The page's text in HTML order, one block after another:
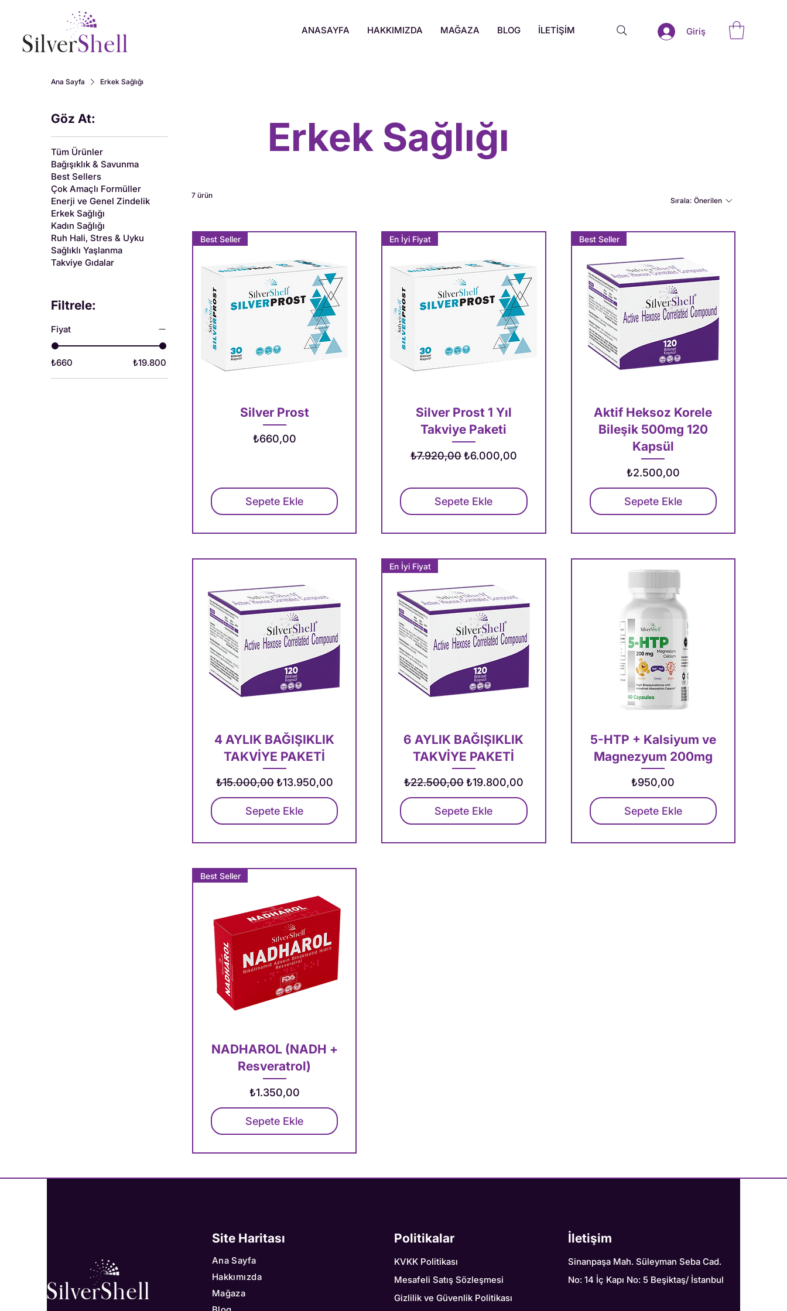
ANASAYFA HAKKIMIZDA MAĞAZA BLOG İLETİŞİM Giriş
Ana Sayfa Erkek Sağlığı
Göz At:
Tüm Ürünler
Bağışıklık & Savunma
Best Sellers
Çok Amaçlı Formüller
Enerji ve Genel Zindelik
Erkek Sağlığı
Kadın Sağlığı
Ruh Hali, Stres & Uyku
Sağlıklı Yaşlanma
Takviye Gıdalar
Filtrele:
Fiyat
₺660 ₺19.800
Erkek Sağlığı
7 ürün
Sırala: Önerilen
Best Seller
Silver Prost
Fiyat
₺660,00
Sepete Ekle
En İyi Fiyat
Silver Prost 1 Yıl
Takviye Paketi
Normal Fiyat
₺7.920,00İndirimli Fiyat
₺6.000,00
Sepete Ekle
Best Seller
Aktif Heksoz Korele
Bileşik 500mg 120
Kapsül
Fiyat
₺2.500,00
Sepete Ekle
4 AYLIK BAĞIŞIKLIK
TAKVİYE PAKETİ
Normal Fiyat
₺15.000,00 İndirimli Fiyat
₺13.950,00
Sepete Ekle
En İyi Fiyat
6 AYLIK BAĞIŞIKLIK
TAKVİYE PAKETİ
Normal Fiyat
₺22.500,00İndirimli Fiyat
₺19.800,00
Sepete Ekle
5-HTP + Kalsiyum ve
Magnezyum 200mg
Fiyat
₺950,00
Sepete Ekle
Best Seller
NADHAROL (NADH +
Resveratrol)
Fiyat
₺1.350,00
Sepete Ekle
Site Haritası
Ana Sayfa
Hakkımızda
Mağaza
Politikalar
KVKK Politikası
Mesafeli Satış Sözleşmesi
Gizlilik ve Güvenlik Politikası
İletişim
Sinanpaşa Mah. Süleyman Seba Cad.
No: 14 İç Kapı No: 5 Beşiktaş/ İstanbul